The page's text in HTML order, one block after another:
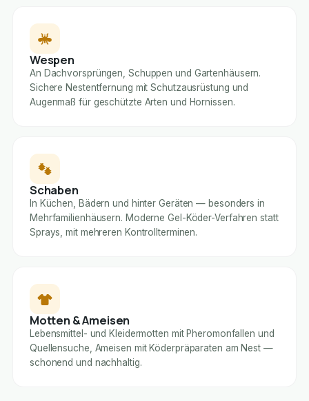
Wespen
An Dachvorsprüngen, Schuppen und Gartenhäusern.
Sichere Nestentfernung mit Schutzausrüstung und
Augenmaß für geschützte Arten und Hornissen.
Schaben
In Küchen, Bädern und hinter Geräten — besonders in
Mehrfamilienhäusern. Moderne Gel-Köder-Verfahren statt
Sprays, mit mehreren Kontrollterminen.
Motten & Ameisen
Lebensmittel- und Kleidermotten mit Pheromonfallen und
Quellensuche, Ameisen mit Köderpräparaten am Nest —
schonend und nachhaltig.